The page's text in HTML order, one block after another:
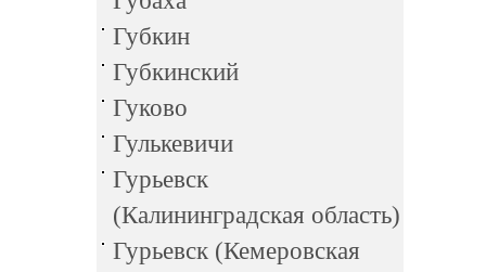
Губкин
Губкинский
Гуково
Гулькевичи
Гурьевск
(Калининградская область)
Гурьевск (Кемеровская